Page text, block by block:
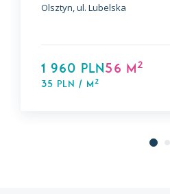
Olsztyn, ul. Lubelska
1 960 PLN
35 PLN / m2
56 m2